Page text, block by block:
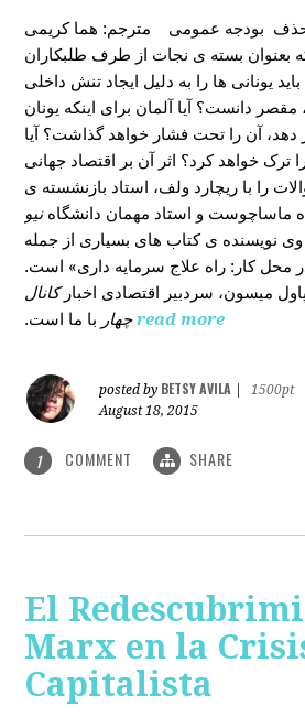
مترجم: هما کریمی
حذف بودجه عمومی
که بعنوان بسته ی نجات از طرف طلبکاران
یونانی ها را به دلیل ایجاد تنش داخلی
دانست؟ آیا آلمان برای اینکه یونان
آن را تحت فشار خواهد گذاشت؟ آیا
ترک خواهد کرد؟ اثر آن بر اقتصاد جهانی
را با ریچارد ولف، استاد بازنشسته ی
ماساچوست و استاد مهمان دانشگاهنیو
وی نویسنده ی کتاب های بسیاری از جمله
محل کار: راه علاج سرمایه داری» است.
پاول میسون، سردبیر اقتصادی اخبارکانال
چهار با ما است. read more
posted by BETSY AVILA
1500pt
August 18, 2015
1 COMMENT SHARE
El
Marx en la
Capitalista